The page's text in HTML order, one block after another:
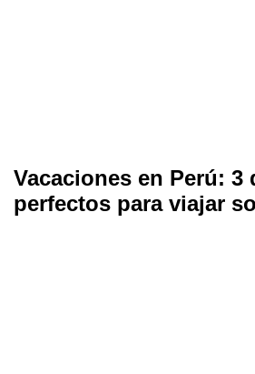
Vacaciones en Perú: 3
perfectos para viajar